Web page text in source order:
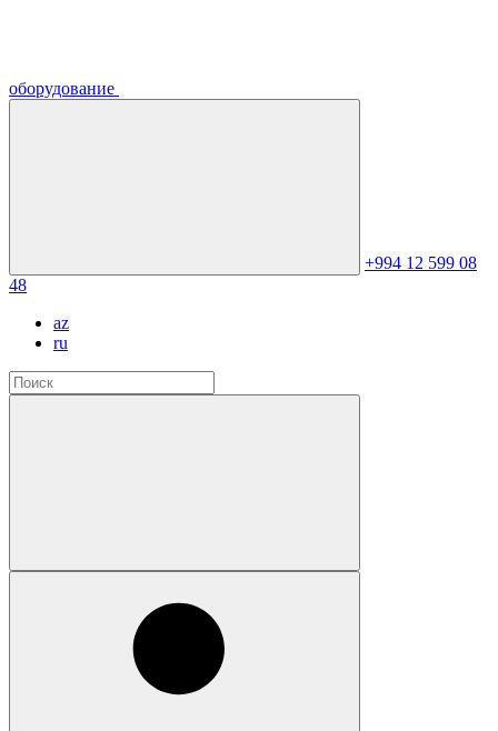
оборудование
+994 12 599 08
48
az
ru